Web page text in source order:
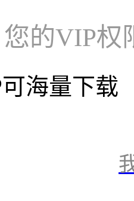
您的VIP权
海量下载